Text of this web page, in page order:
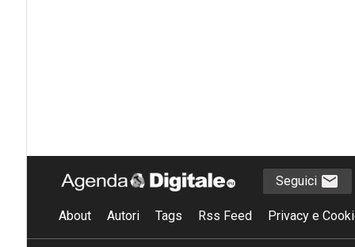
Seguici
About Autori Tags Rss Feed Privacy e